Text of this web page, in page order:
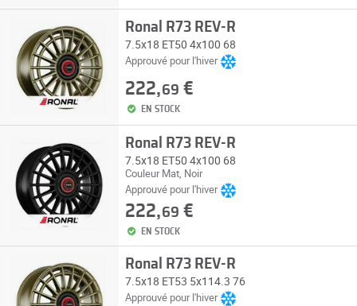
Ronal R73 REV-R
7.5x18 ET50 4x100 68
Approuvé pour l'hiver
222,69 €
EN STOCK
Ronal R73 REV-R
7.5x18 ET50 4x100 68
Couleur Mat, Noir
Approuvé pour l'hiver
222,69 €
EN STOCK
Ronal R73 REV-R
7.5x18 ET53 5x114.3 76
Approuvé pour l'hiver